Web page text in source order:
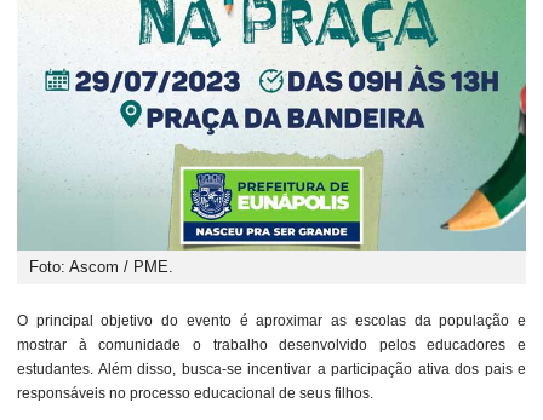
Foto: Ascom / PME.
O principal objetivo do evento é aproximar as escolas da população e
mostrar à comunidade o trabalho desenvolvido pelos educadores e
estudantes. Além disso, busca-se incentivar a participação ativa dos pais e
responsáveis no processo educacional de seus filhos.